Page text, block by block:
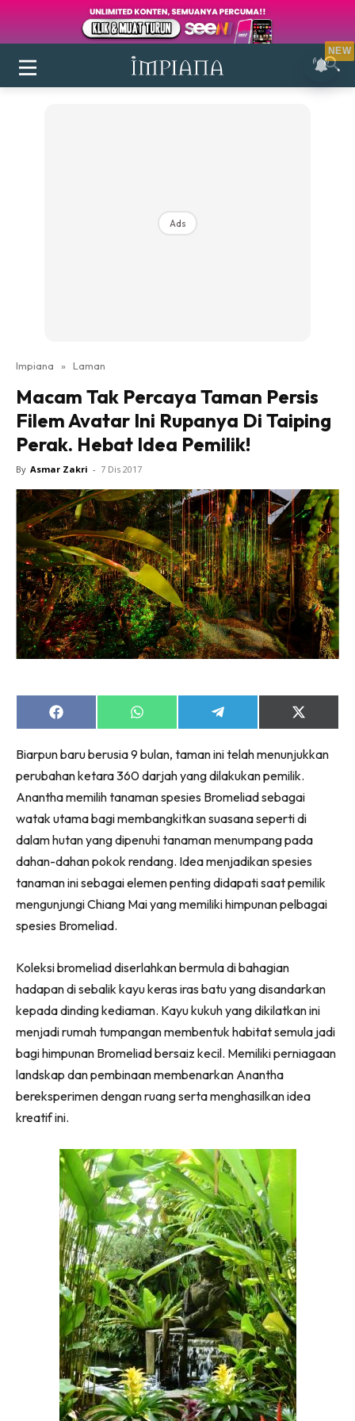
Login|Register
Ruang Makan
Ruang Tamu
Direktori
Interior Design
Landskap
DIY
Bilik Air
Bilik Tidur
Dapur
Ruang Makan
Make Over
Bilik Air
Ruang Makan
Menarik Lagi
Casa Impiana
Impiana Makeover
Makeover Ruang Selebriti
Destinasi
Landed
Video
Beli Di Mana
Buat Sendiri
Ilham Impiana
Ilham Impiana 360
Ilham Impiana Inspirasi Selebriti
Impiana MakeOver
Lahar Dekor
Sembang Dekor
Sembang Laman
Tip Impiana
Tip Laman
Hub Ideaktiv
Ads
Impiana » Laman
Macam Tak Percaya Taman Persis
Filem Avatar Ini Rupanya Di Taiping
Perak. Hebat Idea Pemilik!
By Asmar Zakri - 7 Dis 2017
Share
on
Share
on
Share
on
Share
on
(Twitter)
Biarpun baru berusia 9 bulan, taman ini telah menunjukkan
perubahan ketara 360 darjah yang dilakukan pemilik.
Anantha memilih tanaman spesies Bromeliad sebagai
watak utama bagi membangkitkan suasana seperti di
dalam hutan yang dipenuhi tanaman menumpang pada
dahan-dahan pokok rendang. Idea menjadikan spesies
tanaman ini sebagai elemen penting didapati saat pemilik
mengunjungi Chiang Mai yang memiliki himpunan pelbagai
spesies Bromeliad.
Koleksi bromeliad diserlahkan bermula di bahagian
hadapan di sebalik kayu keras iras batu yang disandarkan
kepada dinding kediaman. Kayu kukuh yang dikilatkan ini
menjadi rumah tumpangan membentuk habitat semula jadi
bagi himpunan Bromeliad bersaiz kecil. Memiliki perniagaan
landskap dan pembinaan membenarkan Anantha
bereksperimen dengan ruang serta menghasilkan idea
kreatif ini.
NEW